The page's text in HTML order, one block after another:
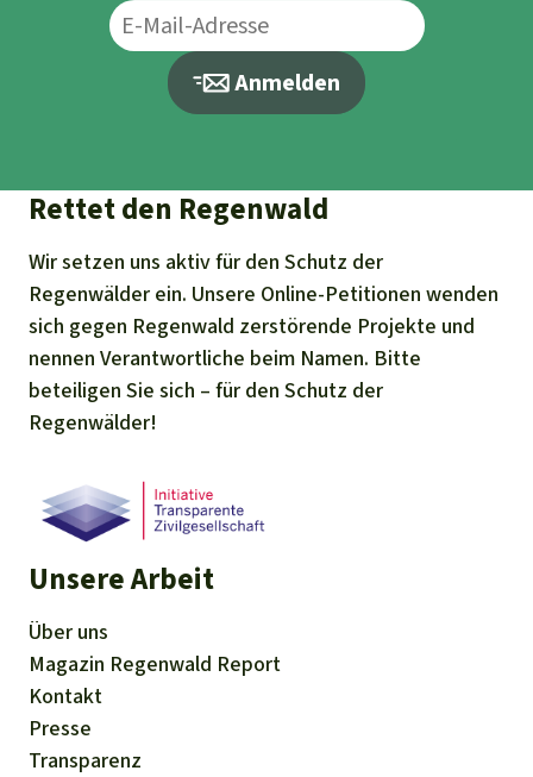
Anmelden
Rettet den Regenwald
Wir setzen uns aktiv für den Schutz der
Regenwälder ein. Unsere Online-Petitionen wenden
sich gegen Regenwald zerstörende Projekte und
nennen Verantwortliche beim Namen. Bitte
beteiligen Sie sich – für den Schutz der
Regenwälder!
Unsere Arbeit
Über uns
Magazin Regenwald Report
Kontakt
Presse
Transparenz